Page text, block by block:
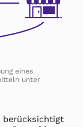
eines
unter
berücksichtigt